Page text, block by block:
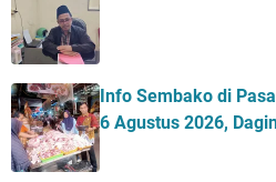
Info Sembako di
6 Agustus 2026,